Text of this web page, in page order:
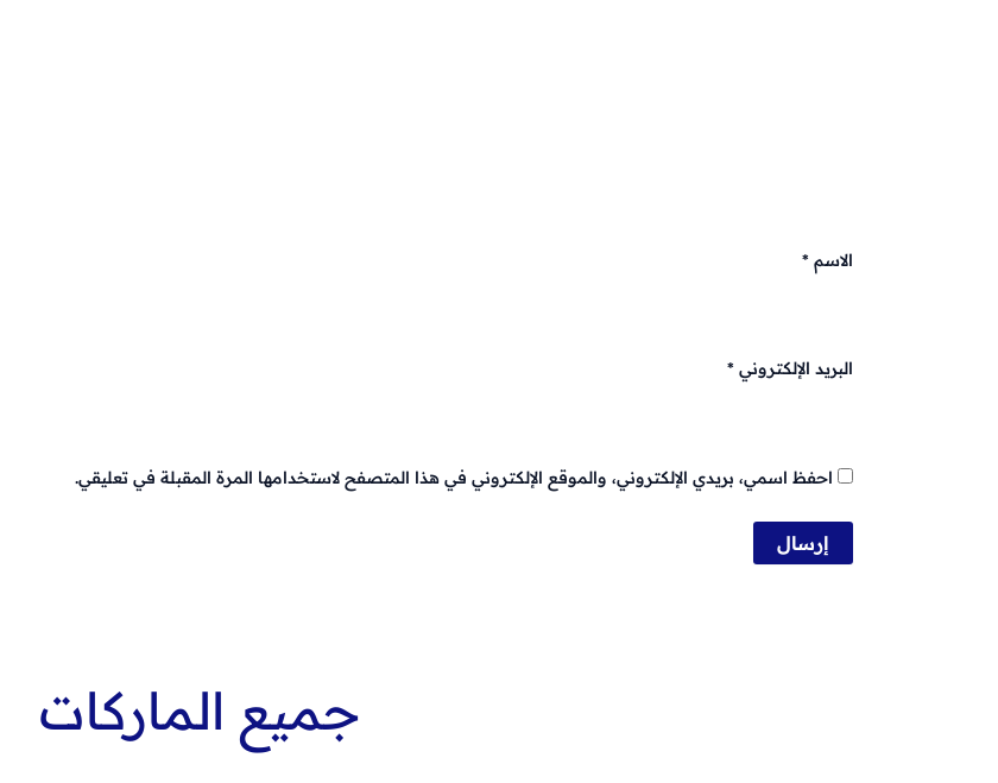
الاسم *
البريد الإلكتروني *
احفظ اسمي، بريدي الإلكتروني، والموقع الإلكتروني في هذا المتصفح لاستخدامها المرة المقبلة في تعليقي.
جميع الماركات